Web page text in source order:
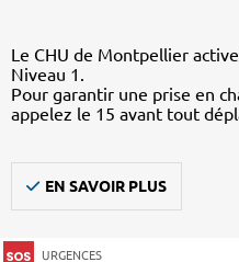
Le CHU de Montpellier
Niveau 1.
Pour garantir une prise en
appelez le 15 avant tout
EN SAVOIR PLUS
URGENCES